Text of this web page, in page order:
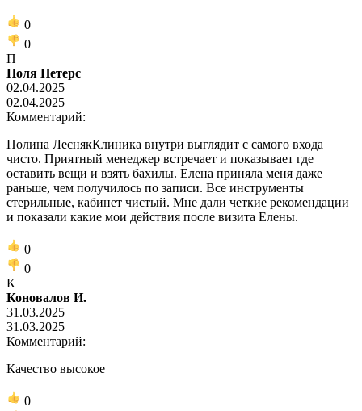
0
0
П
Поля Петерс
02.04.2025
02.04.2025
Комментарий:
Полина ЛеснякКлиника внутри выглядит с самого входа
чисто. Приятный менеджер встречает и показывает где
оставить вещи и взять бахилы. Елена приняла меня даже
раньше, чем получилось по записи. Все инструменты
стерильные, кабинет чистый. Мне дали четкие рекомендации
и показали какие мои действия после визита Елены.
0
0
К
Коновалов И.
31.03.2025
31.03.2025
Комментарий:
Качество высокое
0